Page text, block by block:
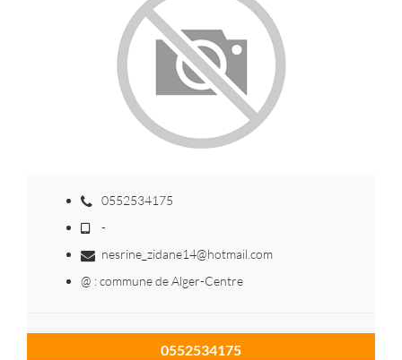
0552534175
-
nesrine_zidane14@hotmail.com
@ : commune de Alger-Centre
0552534175